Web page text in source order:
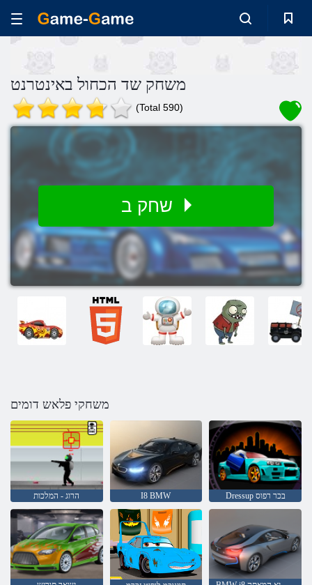
משחק שד הכחול באינטרנט
(Total 590)
משחקי פלאש דומים
הרוג - המלכות I8 BMW Dressup בכר רפוס